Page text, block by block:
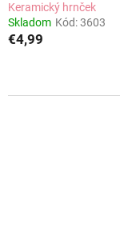
Keramický hrnček
Skladom Kód:3603
€4,99